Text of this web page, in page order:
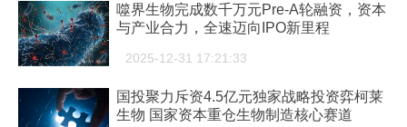
噬界生物完成数千万元Pre-A轮融资，资本
与产业合力，全速迈向IPO新里程
2025-12-31 17:21:33
国投聚力斥资4.5亿元独家战略投资弈柯莱
生物 国家资本重仓生物制造核心赛道